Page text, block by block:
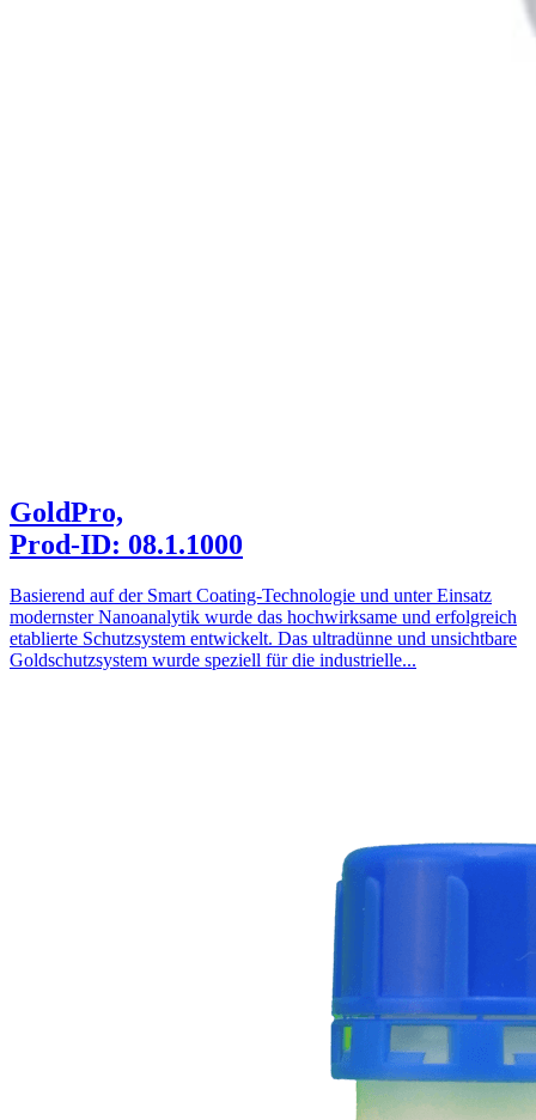
GoldPro,
Prod-ID: 08.1.1000
Basierend auf der Smart Coating-Technologie und unter Einsatz
modernster Nanoanalytik wurde das hochwirksame und erfolgreich
etablierte Schutzsystem entwickelt. Das ultradünne und unsichtbare
Goldschutzsystem wurde speziell für die industrielle...